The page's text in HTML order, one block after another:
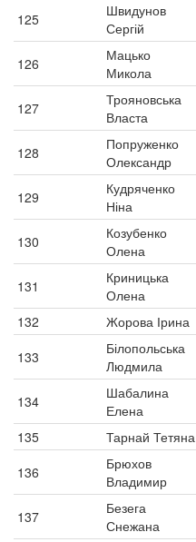
125
Швидунов
Сергій
126
Мацько
Микола
127
Трояновська
Власта
128
Попруженко
Олександр
129
Кудряченко
Ніна
130
Козубенко
Олена
131
Криницька
Олена
132
Жорова Ірина
133
Білопольська
Людмила
134
Шабалина
Елена
135
Тарнай Тетяна
136
Брюхов
Владимир
137
Безега
Снежана